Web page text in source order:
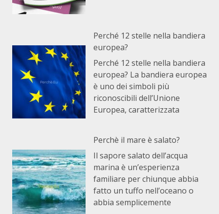
Perché 12 stelle nella bandiera
europea?
Perché 12 stelle nella bandiera
europea? La bandiera europea
è uno dei simboli più
riconoscibili dell’Unione
Europea, caratterizzata
Perchè il mare è salato?
Il sapore salato dell’acqua
marina è un’esperienza
familiare per chiunque abbia
fatto un tuffo nell’oceano o
abbia semplicemente